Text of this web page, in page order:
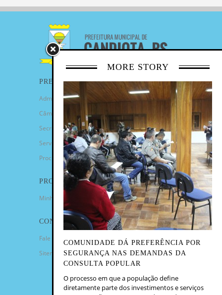
MORE STORY
COMUNIDADE DÁ PREFERÊNCIA POR
SEGURANÇA NAS DEMANDAS DA
CONSULTA POPULAR
O processo em que a população define
diretamente parte dos investimentos e serviços
PREFEITURA
Administração Municipal
Câmara de Vereadores
Secretarias
Serviços
Procuradoria Geral
PROGRAMAS
Minha Casa Minha Vida
CONTATO
Fale Conosco
Sitemap